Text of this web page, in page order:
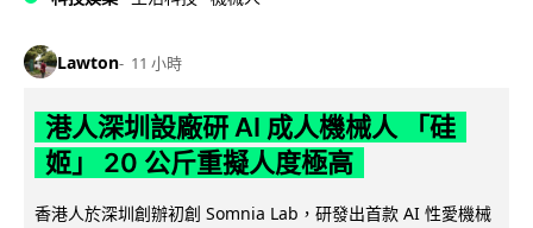
Lawton 11 小時
港人深圳設廠研 AI 成人機械人 「硅
姬」 20 公斤重擬人度極高
香港人於深圳創辦初創 Somnia Lab，研發出首款 AI 性愛機械